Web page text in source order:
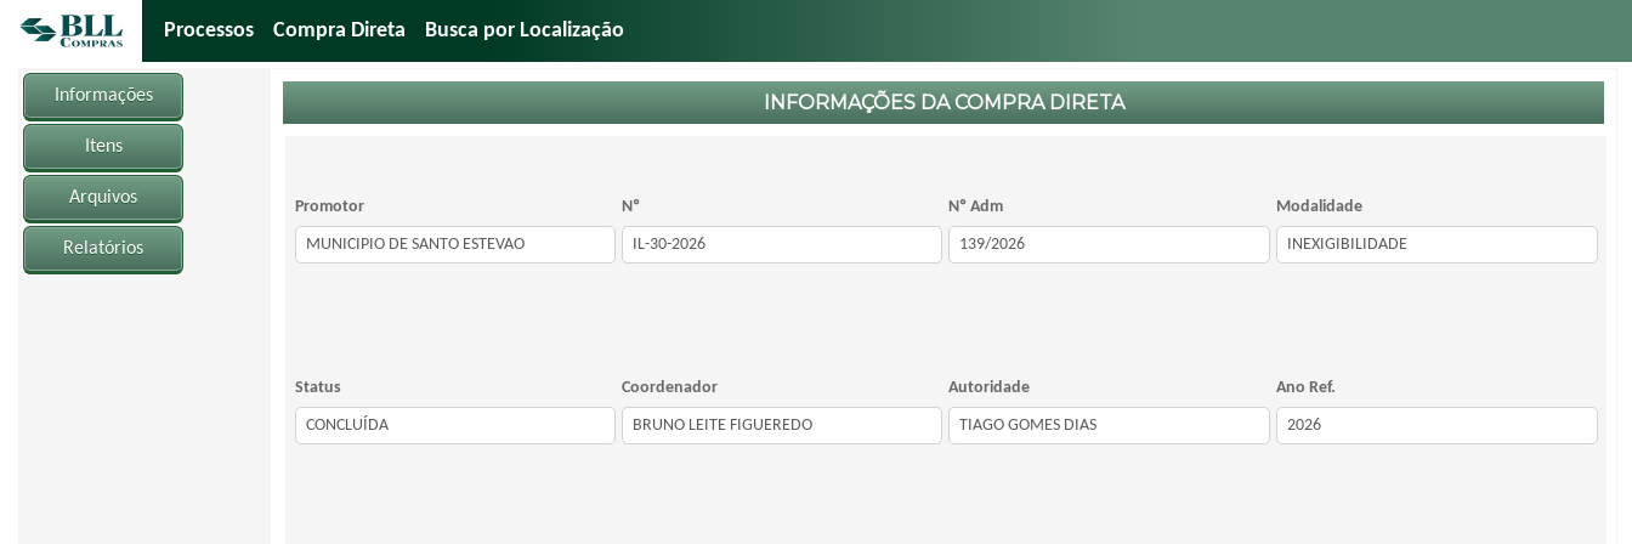
Processos Compra Direta Busca por Localização
Informações
Itens
Arquivos
Relatórios
INFORMAÇÕES DA COMPRA DIRETA
Promotor Nº Nº Adm Modalidade
Status Coordenador Autoridade Ano Ref.